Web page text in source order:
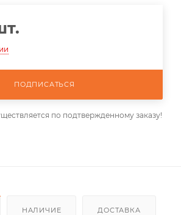
ПОДПИСАТЬСЯ
по подтвержденному заказу!
НАЛИЧИЕ ДОСТАВКА